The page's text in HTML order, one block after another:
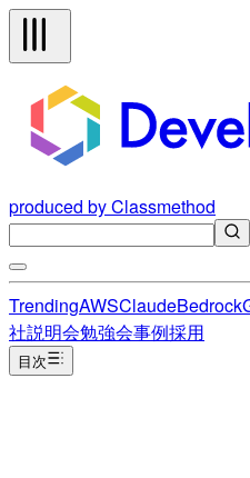
produced by Classmethod
TrendingAWSClaudeBedrock
社説明会勉強会事例採用
目次